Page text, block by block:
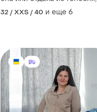
фуксия
32 / XXS / 40 и еще 6